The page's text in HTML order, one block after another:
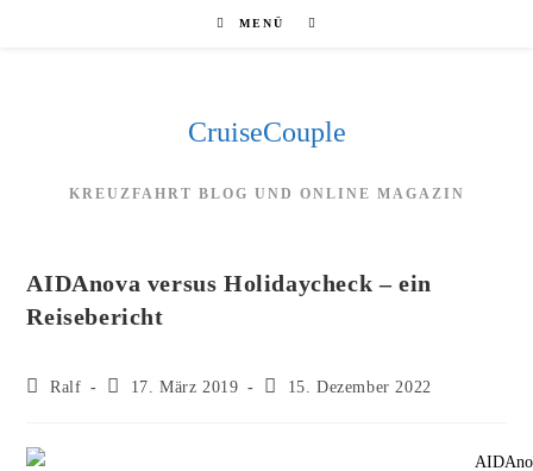
MENÜ
CruiseCouple
KREUZFAHRT BLOG UND ONLINE MAGAZIN
AIDAnova versus Holidaycheck – ein
Reisebericht
Beitrags-
Ralf
Beitrag
17. März 2019
Beitrag
15. Dezember 2022